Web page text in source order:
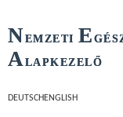
NEMZETI E
ALAPKEZELŐ
DEUTSCH ENGLISH